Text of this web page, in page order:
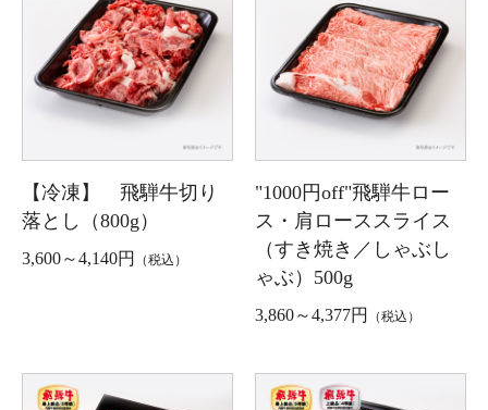
【冷凍】 飛騨牛切り
落とし（800g）
3,600～4,140円 （税込）
"1000円off"飛騨牛ロー
ス・肩ローススライス
（すき焼き／しゃぶし
ゃぶ）500g
3,860～4,377円 （税込）